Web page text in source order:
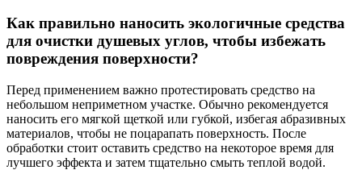
Как правильно наносить экологичные средства
для очистки душевых углов, чтобы избежать
повреждения поверхности?
Перед применением важно протестировать средство на
небольшом неприметном участке. Обычно рекомендуется
наносить его мягкой щеткой или губкой, избегая абразивных
материалов, чтобы не поцарапать поверхность. После
обработки стоит оставить средство на некоторое время для
лучшего эффекта и затем тщательно смыть теплой водой.